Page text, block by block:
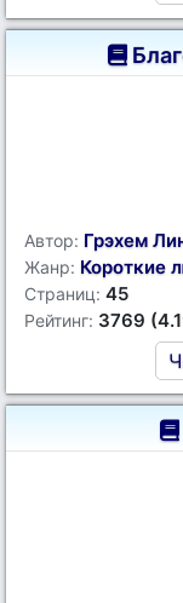
Автор: Грэхем
Жанр: Короткие
Страниц: 45
Рейтинг: 3769